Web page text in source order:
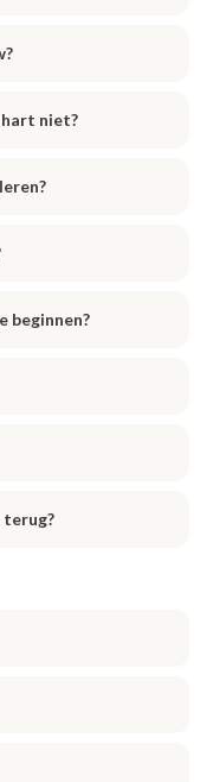
niet?
beginnen?